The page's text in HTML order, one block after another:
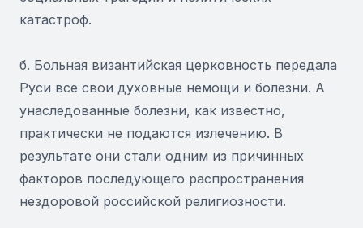
катастроф.
б. Больная византийская церковность передала
Руси все свои духовные немощи и болезни. А
унаследованные болезни, как известно,
практически не подаются излечению. В
результате они стали одним из причинных
факторов последующего распространения
нездоровой российской религиозности.